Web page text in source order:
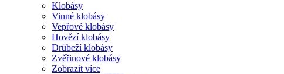
Klobásy
Vinné klobásy
Vepřové klobásy
Hovězí klobásy
Drůbeží klobásy
Zvěřinové klobásy
Zobrazit více